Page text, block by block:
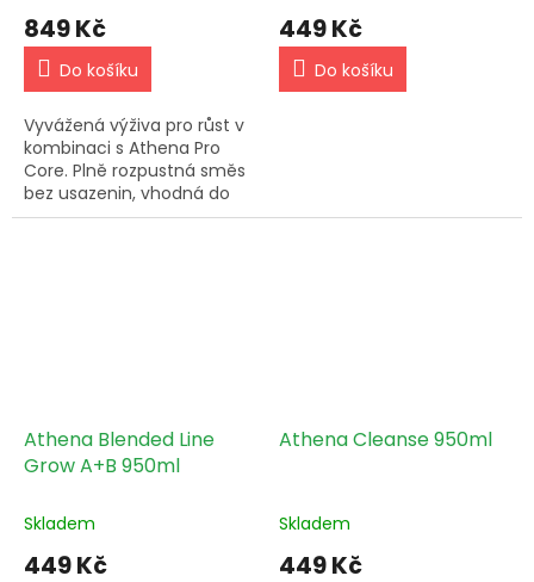
849 Kč
Do košíku
Vyvážená výživa pro růst v
kombinaci s Athena Pro
Core. Plně rozpustná směs
bez usazenin, vhodná do
nádrží i dávkovacích
449 Kč
Do košíku
Athena Blended Line
Grow A+B 950ml
Skladem
449 Kč
Athena Cleanse 950ml
Skladem
449 Kč